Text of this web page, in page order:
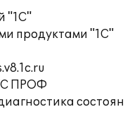
"1С"
продуктами "1С"
ПРОФ